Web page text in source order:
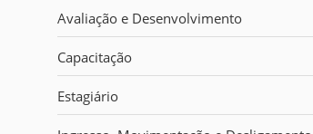
q
i
Avaliação e Desenvolvimento
Capacitação
Estagiário